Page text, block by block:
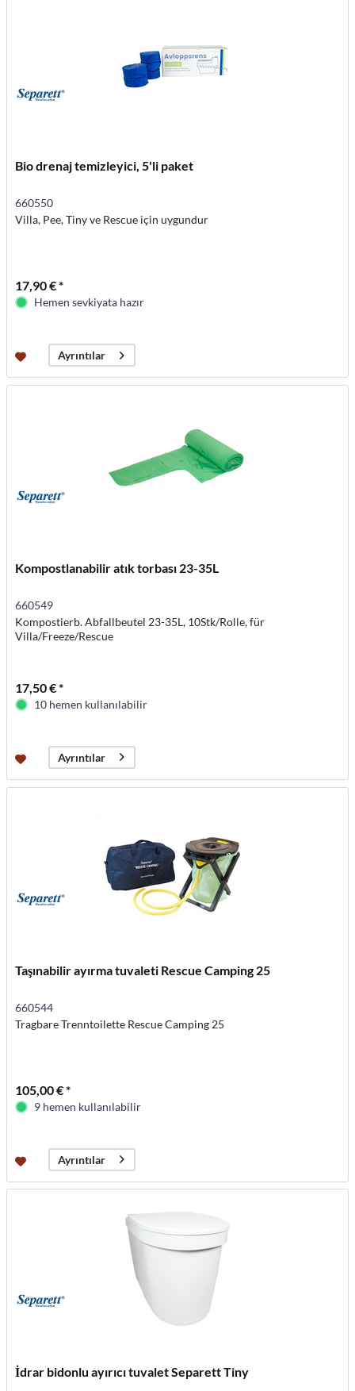
Bio drenaj temizleyici, 5'li paket
660550
Villa, Pee, Tiny ve Rescue için uygundur
17,90 € *
Hemen sevkiyata hazır
Ayrıntılar
Kompostlanabilir atık torbası 23-35L
660549
Kompostierb. Abfallbeutel 23-35L, 10Stk/Rolle, für
Villa/Freeze/Rescue
17,50 € *
10 hemen kullanılabilir
Ayrıntılar
Taşınabilir ayırma tuvaleti Rescue Camping 25
660544
Tragbare Trenntoilette Rescue Camping 25
105,00 € *
9 hemen kullanılabilir
Ayrıntılar
İdrar bidonlu ayırıcı tuvalet Separett Tiny